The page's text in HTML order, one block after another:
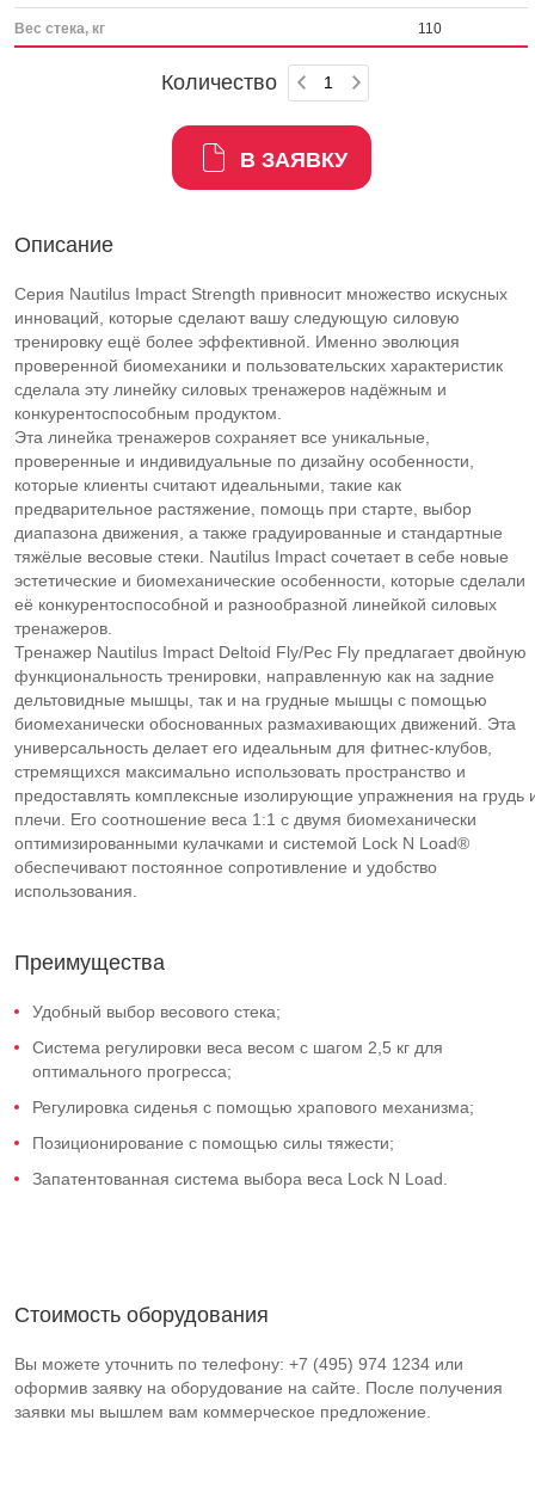
Вес стека, кг 110
Количество
В ЗАЯВКУ
Описание
Серия Nautilus Impact Strength привносит множество искусных
инноваций, которые сделают вашу следующую силовую
тренировку ещё более эффективной. Именно эволюция
проверенной биомеханики и пользовательских характеристик
сделала эту линейку силовых тренажеров надёжным и
конкурентоспособным продуктом.
Эта линейка тренажеров сохраняет все уникальные,
проверенные и индивидуальные по дизайну особенности,
которые клиенты считают идеальными, такие как
предварительное растяжение, помощь при старте, выбор
диапазона движения, а также градуированные и стандартные
тяжёлые весовые стеки. Nautilus Impact сочетает в себе новые
эстетические и биомеханические особенности, которые сделали
её конкурентоспособной и разнообразной линейкой силовых
тренажеров.
Тренажер Nautilus Impact Deltoid Fly/Pec Fly предлагает двойную
функциональность тренировки, направленную как на задние
дельтовидные мышцы, так и на грудные мышцы с помощью
биомеханически обоснованных размахивающих движений. Эта
универсальность делает его идеальным для фитнес-клубов,
стремящихся максимально использовать пространство и
предоставлять комплексные изолирующие упражнения на грудь
плечи. Его соотношение веса 1:1 с двумя биомеханически
оптимизированными кулачками и системой Lock N Load®
обеспечивают постоянное сопротивление и удобство
использования.
Преимущества
Удобный выбор весового стека;
Система регулировки веса весом с шагом 2,5 кг для
оптимального прогресса;
Регулировка сиденья с помощью храпового механизма;
Позиционирование с помощью силы тяжести;
Запатентованная система выбора веса Lock N Load.
Стоимость оборудования
Вы можете уточнить по телефону: +7 (495) 974 1234 или
оформив заявку на оборудование на сайте. После получения
заявки мы вышлем вам коммерческое предложение.